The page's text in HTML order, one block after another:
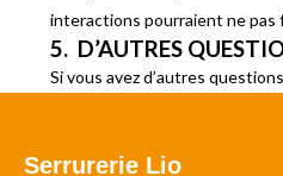
interactions pourraient ne
5. D’AUTRES
Si vous avez d’autres
Serrurerie Lio